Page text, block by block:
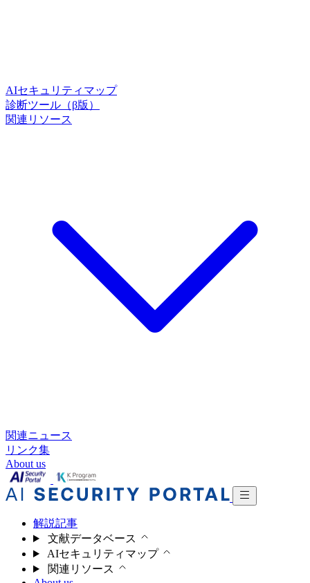
AIセキュリティマップ
診断ツール（β版）
関連リソース
関連ニュース
リンク集
About us
解説記事
文献データベース
AIセキュリティマップ
関連リソース